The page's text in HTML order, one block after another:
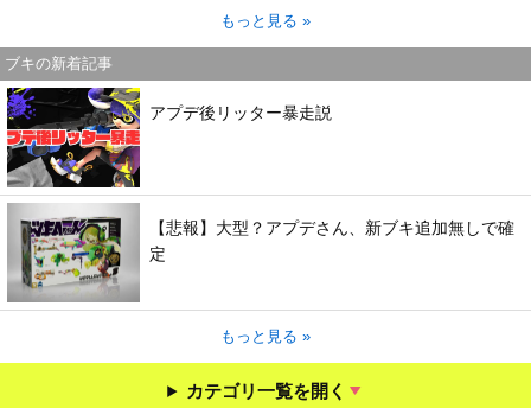
もっと見る »
ブキの新着記事
アプデ後リッター暴走説
【悲報】大型？アプデさん、新ブキ追加無しで確
定
もっと見る »
カテゴリ一覧を開く